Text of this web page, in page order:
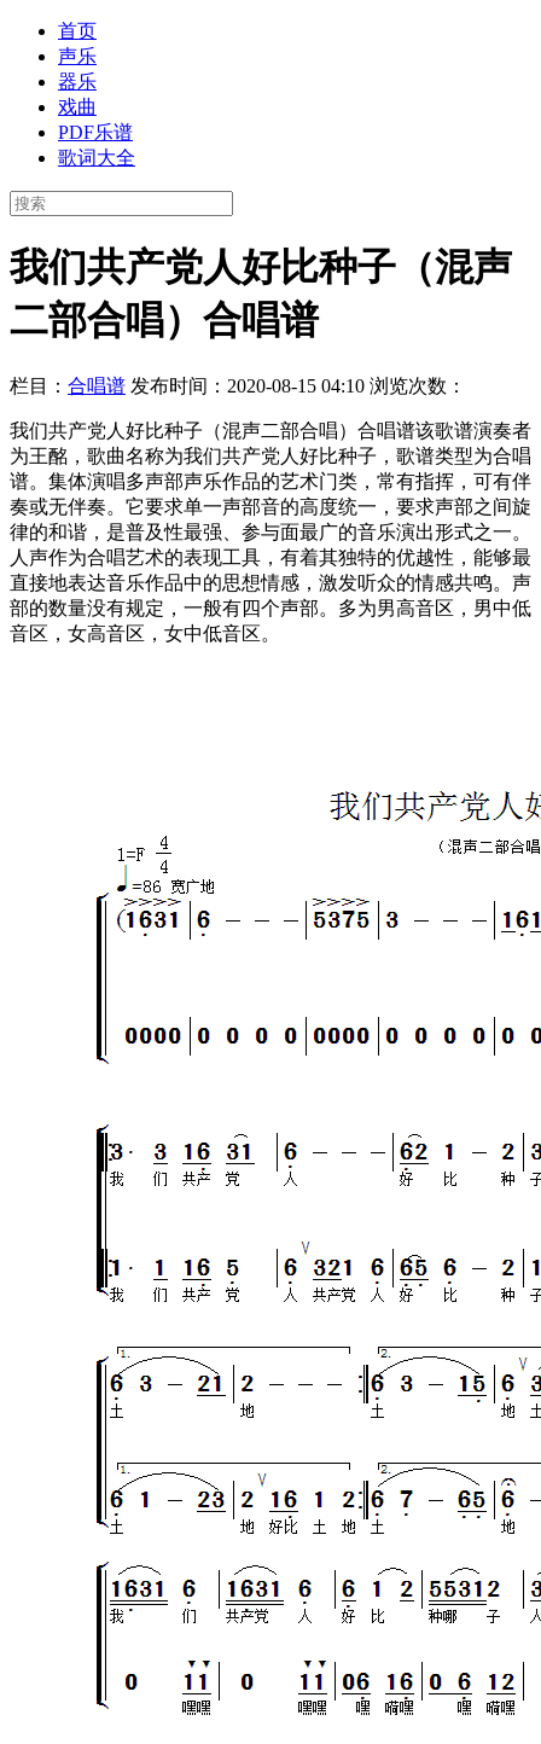
首页
声乐
器乐
戏曲
PDF乐谱
歌词大全
我们共产党人好比种子（混声
二部合唱）合唱谱
栏目： 合唱谱 发布时间：2020-08-15 04:10 浏览次数：
我们共产党人好比种子（混声二部合唱）合唱谱该歌谱演奏者
为王酩，歌曲名称为我们共产党人好比种子，歌谱类型为合唱
谱。集体演唱多声部声乐作品的艺术门类，常有指挥，可有伴
奏或无伴奏。它要求单一声部音的高度统一，要求声部之间旋
律的和谐，是普及性最强、参与面最广的音乐演出形式之一。
人声作为合唱艺术的表现工具，有着其独特的优越性，能够最
直接地表达音乐作品中的思想情感，激发听众的情感共鸣。声
部的数量没有规定，一般有四个声部。多为男高音区，男中低
音区，女高音区，女中低音区。